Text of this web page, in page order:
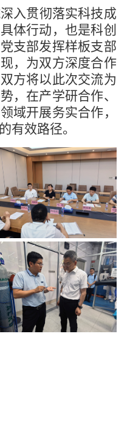
入贯彻落实科技成
体行动，也是科创
支部发挥样板支部
，为双方深度合作
方将以此次交流为
，在产学研合作、
域开展务实合作，
有效路径。